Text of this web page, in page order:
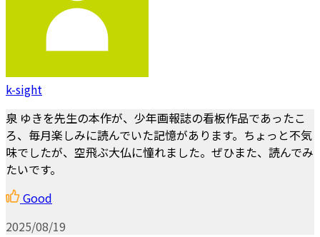
k-sight
泉 ゆきを先生の本作が、少年画報誌の看板作品であったこ
ろ、毎月楽しみに読んでいた記憶があります。ちょっと不気
味でしたが、空飛ぶ大仏に憧れました。ぜひまた、読んでみ
たいです。
Good
2025/08/19